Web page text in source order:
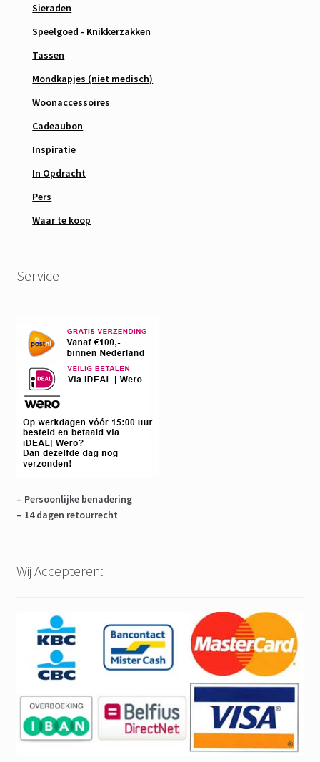
Sieraden
Speelgoed - Knikkerzakken
Tassen
Mondkapjes (niet medisch)
Woonaccessoires
Cadeaubon
Inspiratie
In Opdracht
Pers
Waar te koop
Service
– Persoonlijke benadering
– 14 dagen retourrecht
Wij Accepteren: